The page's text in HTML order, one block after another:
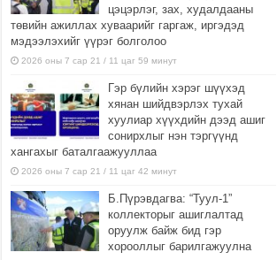
цэцэрлэг, зах, худалдааны
төвийн ажиллах хуваарийг гаргаж, иргэдэд
мэдээлэхийг үүрэг болголоо
2026 оны 7 сар 21 / 11 цаг 59 минут
Гэр бүлийн хэрэг шүүхэд
хянан шийдвэрлэх тухай
хуулиар хүүхдийн дээд ашиг
сонирхлыг нэн тэргүүнд
хангахыг баталгаажууллаа
2026 оны 7 сар 21 / 11 цаг 42 минут
Б.Пүрэвдагва: “Туул-1”
коллекторыг ашиглалтад
оруулж байж бид гэр
хорооллыг барилгажуулна